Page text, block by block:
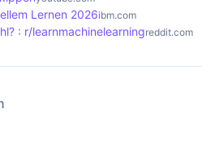
Lernen 2026ibm.com
: r/learnmachinelearningreddit.com